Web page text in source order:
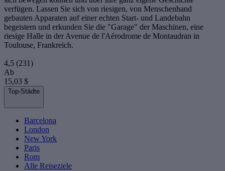
verfügen. Lassen Sie sich von riesigen, von Menschenhand
gebauten Apparaten auf einer echten Start- und Landebahn
begeistern und erkunden Sie die "Garage" der Maschinen, eine
riesige Halle in der Avenue de l'Aérodrome de Montaudran in
Toulouse, Frankreich.
4,5 (231)
Ab
15,03 $
Top-Städte
Barcelona
London
New York
Paris
Rom
Alle Reiseziele